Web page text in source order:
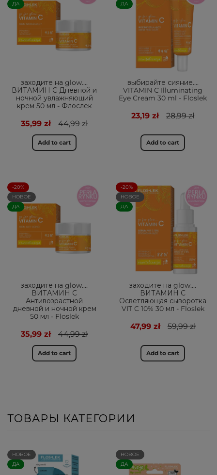
ДА
заходите на glow....
ВИТАМИН С Дневной и
ночной увлажняющий
крем 50 мл - Флослек
35,99 zł 44,99 zł
Add to cart
ДА
выбирайте сияние....
VITAMIN C Illuminating
Eye Cream 30 ml - Floslek
23,19 zł 28,99 zł
Add to cart
-20%
НОВОЕ
ДА
заходите на glow....
ВИТАМИН С
Антивозрастной
дневной и ночной крем
50 мл - Floslek
35,99 zł 44,99 zł
Add to cart
-20%
НОВОЕ
ДА
заходите на glow....
ВИТАМИН С
Осветляющая сыворотка
VIT C 10% 30 мл - Floslek
47,99 zł 59,99 zł
Add to cart
ТОВАРЫ КАТЕГОРИИ
НОВОЕ
ДА
НОВОЕ
ДА